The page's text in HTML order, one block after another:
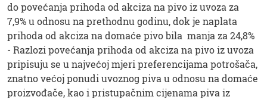
do povećanja prihoda od akciza na pivo iz uvoza za
7,9% u odnosu na prethodnu godinu, dok je naplata
prihoda od akciza na domaće pivo bila manja za 24,8%
- Razlozi povećanja prihoda od akciza na pivo iz uvoza
pripisuju se u najvećoj mjeri preferencijama potrošača,
znatno većoj ponudi uvoznog piva u odnosu na domaće
proizvođače, kao i pristupačnim cijenama piva iz